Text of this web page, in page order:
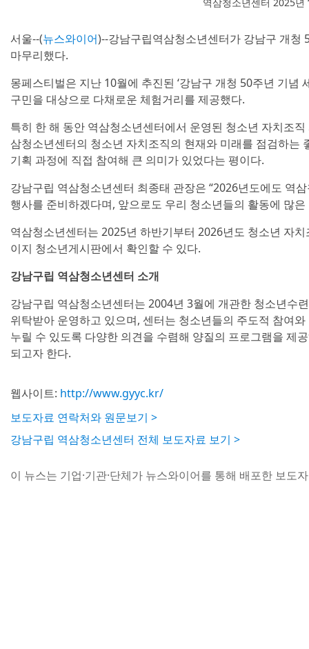
서울--(뉴스와이어)--강남구립역삼청소년센터가 강남구 개청
마무리했다.
몽페스티벌은 지난 10월에 추진된 ‘강남구 개청 50주년 기념
구민을 대상으로 다채로운 체험거리를 제공했다.
특히 한 해 동안 역삼청소년센터에서 운영된 청소년 자치조
삼청소년센터의 청소년 자치조직의 현재와 미래를 점검하는
기획 과정에 직접 참여해 큰 의미가 있었다는 평이다.
강남구립 역삼청소년센터 최종태 관장은 “2026년도에도 역
행사를 준비하겠다며, 앞으로도 우리 청소년들의 활동에 많
역삼청소년센터는 2025년 하반기부터 2026년도 청소년 자
이지 청소년게시판에서 확인할 수 있다.
강남구립 역삼청소년센터 소개
강남구립 역삼청소년센터는 2004년 3월에 개관한 청소년수
위탁받아 운영하고 있으며, 센터는 청소년들의 주도적 참여
누릴 수 있도록 다양한 의견을 수렴해 양질의 프로그램을 제
되고자 한다.
웹사이트: http://www.gyyc.kr/
보도자료 연락처와 원문보기 >
강남구립 역삼청소년센터 전체 보도자료 보기 >
이 뉴스는 기업·기관·단체가 뉴스와이어를 통해 배포한 보도